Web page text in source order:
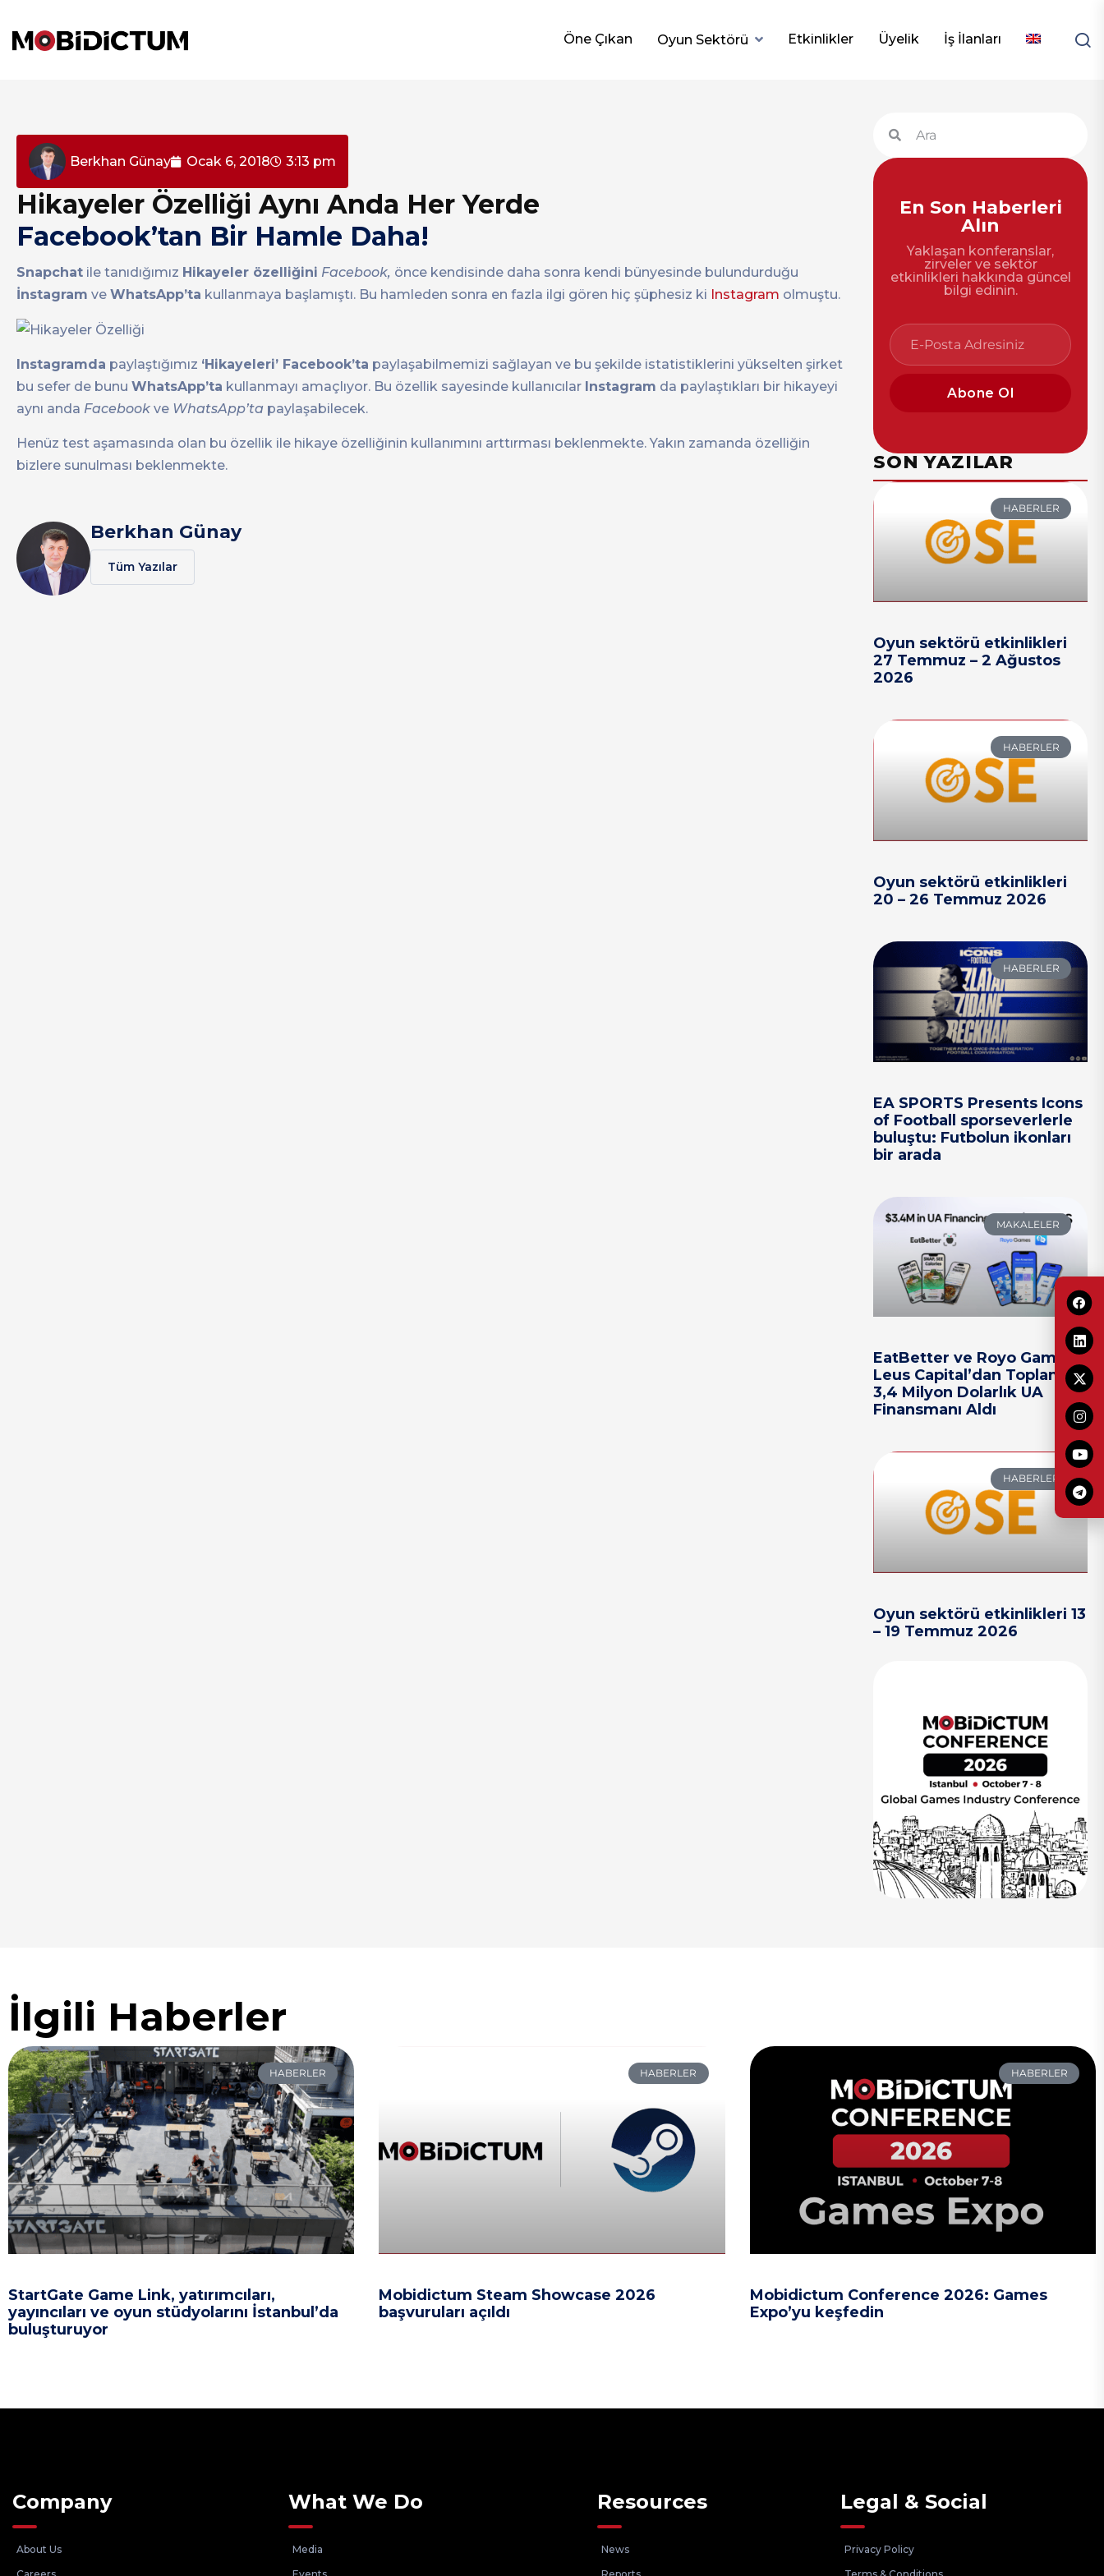
Öne Çıkan Oyun Sektörü Etkinlikler Üyelik İş İlanları
Berkhan Günay Ocak 6, 2018 3:13 pm
Hikayeler Özelliği Aynı Anda Her Yerde
Facebook’tan Bir Hamle Daha!
Snapchat ile tanıdığımız Hikayeler özelliğini Facebook, önce kendisinde daha sonra kendi bünyesinde bulundurduğu
İnstagram ve WhatsApp’ta kullanmaya başlamıştı. Bu hamleden sonra en fazla ilgi gören hiç şüphesiz ki Instagram olmuştu.
Instagramda paylaştığımız ‘Hikayeleri’ Facebook’ta paylaşabilmemizi sağlayan ve bu şekilde istatistiklerini yükselten şirket
bu sefer de bunu WhatsApp’ta kullanmayı amaçlıyor. Bu özellik sayesinde kullanıcılar Instagram da paylaştıkları bir hikayeyi
aynı anda Facebook ve WhatsApp’ta paylaşabilecek.
Henüz test aşamasında olan bu özellik ile hikaye özelliğinin kullanımını arttırması beklenmekte. Yakın zamanda özelliğin
bizlere sunulması beklenmekte.
Berkhan Günay
Tüm Yazılar
En Son Haberleri
Alın
Yaklaşan konferanslar,
zirveler ve sektör
etkinlikleri hakkında güncel
bilgi edinin.
Abone Ol
SON YAZILAR
HABERLER
Oyun sektörü etkinlikleri
27 Temmuz – 2 Ağustos
2026
HABERLER
Oyun sektörü etkinlikleri
20 – 26 Temmuz 2026
HABERLER
EA SPORTS Presents Icons
of Football sporseverlerle
buluştu: Futbolun ikonları
bir arada
MAKALELER
EatBetter ve Royo Games,
Leus Capital’dan Toplam
3,4 Milyon Dolarlık UA
Finansmanı Aldı
HABERLER
Oyun sektörü etkinlikleri 13
– 19 Temmuz 2026
İlgili Haberler
HABERLER
StartGate Game Link, yatırımcıları,
yayıncıları ve oyun stüdyolarını İstanbul’da
buluşturuyor
HABERLER
Mobidictum Steam Showcase 2026
başvuruları açıldı
HABERLER
Mobidictum Conference 2026: Games
Expo’yu keşfedin
Company
About Us
What We Do
Media
Resources
News
Legal & Social
Privacy Policy